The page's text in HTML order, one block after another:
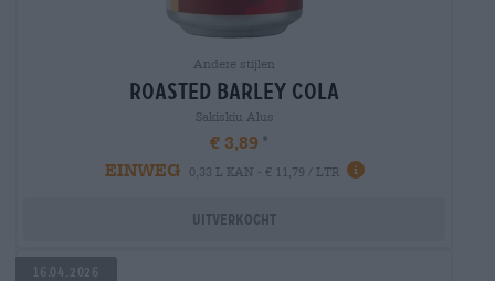
Andere stijlen
roasted barley cola
Sakiskiu Alus
€ 3,89
EINWEG
0,33 L KAN - € 11,79 / LTR
Uitverkocht
16.04.2026